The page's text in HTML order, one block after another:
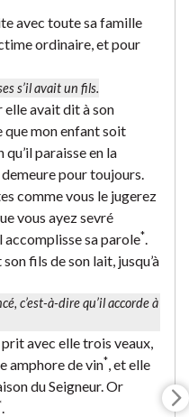
avec toute sa famille
ordinaire, et pour
s’il avait un fils.
elle avait dit à son
que mon enfant soit
paraisse en la
pour toujours.
comme vous le jugerez
vous ayez sevré
accomplisse sa parole*
fils de son lait, jusqu’à
c’est-à-dire qu’il accorde à
prit avec elle trois veaux,
amphore de vin* , et elle
du Seigneur. Or